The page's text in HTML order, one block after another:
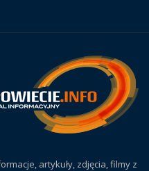
artykuły, zdjęcia, filmy z